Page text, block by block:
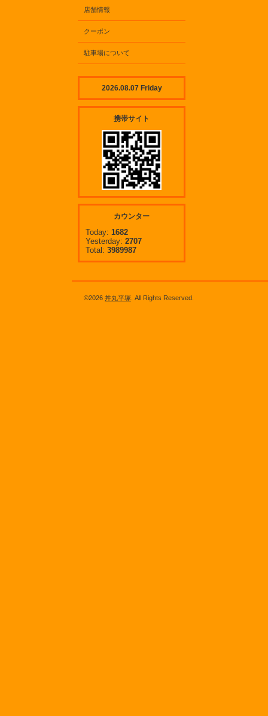
店舗情報
クーポン
駐車場について
2026.08.07 Friday
携帯サイト
カウンター
Today: 1682
Yesterday: 2707
Total: 3989987
©2026 丼丸平塚 . All Rights Reserved.